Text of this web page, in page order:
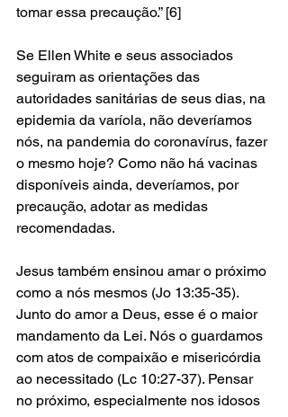
tomar essa precaução.” [6]
Se Ellen White e seus associados
seguiram as orientações das
autoridades sanitárias de seus dias, na
epidemia da varíola, não deveríamos
nós, na pandemia do coronavírus, fazer
o mesmo hoje? Como não há vacinas
disponíveis ainda, deveríamos, por
precaução, adotar as medidas
recomendadas.
Jesus também ensinou amar o próximo
como a nós mesmos (Jo 13:35-35).
Junto do amor a Deus, esse é o maior
mandamento da Lei. Nós o guardamos
com atos de compaixão e misericórdia
ao necessitado (Lc 10:27-37). Pensar
no próximo, especialmente nos idosos